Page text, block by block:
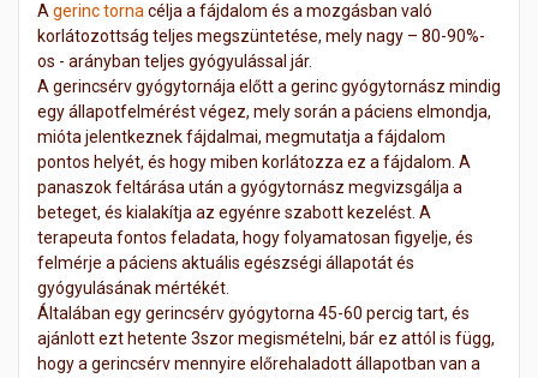
A gerinc torna célja a fájdalom és a mozgásban való
korlátozottság teljes megszüntetése, mely nagy – 80-90%-
os - arányban teljes gyógyulással jár.
A gerincsérv gyógytornája előtt a gerinc gyógytornász mindig
egy állapotfelmérést végez, mely során a páciens elmondja,
mióta jelentkeznek fájdalmai, megmutatja a fájdalom
pontos helyét, és hogy miben korlátozza ez a fájdalom. A
panaszok feltárása után a gyógytornász megvizsgálja a
beteget, és kialakítja az egyénre szabott kezelést. A
terapeuta fontos feladata, hogy folyamatosan figyelje, és
felmérje a páciens aktuális egészségi állapotát és
gyógyulásának mértékét.
Általában egy gerincsérv gyógytorna 45-60 percig tart, és
ajánlott ezt hetente 3szor megismételni, bár ez attól is függ,
hogy a gerincsérv mennyire előrehaladott állapotban van a